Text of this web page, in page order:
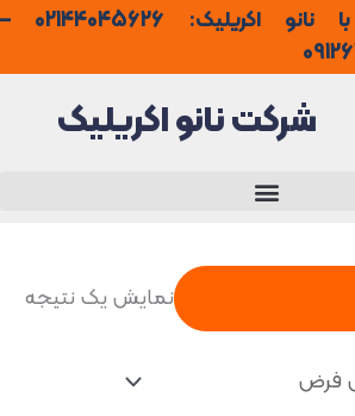
تماس با نانو اکریلیک: 02144045626 –
شرکت نانو اکریلیک
نمایش یک نتیجه